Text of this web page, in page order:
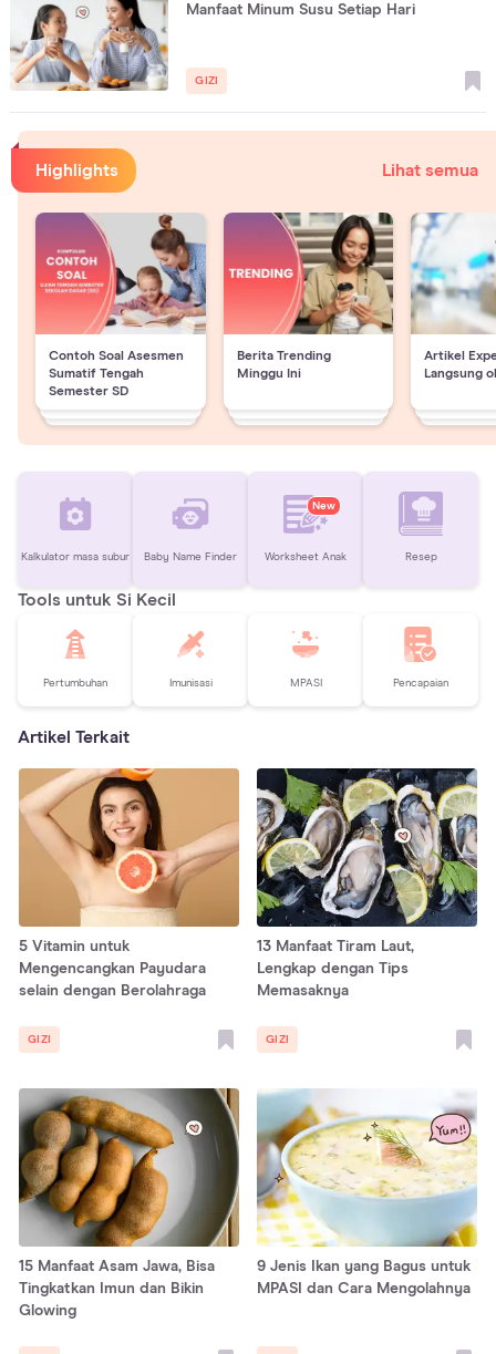
Manfaat Minum Susu Setiap Hari
GIZI
Highlights Lihat semua
Contoh Soal Asesmen
Sumatif Tengah
Semester SD
Berita Trending
Minggu Ini
Artikel
Langsung
Kalkulator masa subur Baby Name Finder
New
Worksheet Anak Resep
Tools untuk Si Kecil
Pertumbuhan Imunisasi MPASI Pencapaian
Artikel Terkait
5 Vitamin untuk
Mengencangkan Payudara
selain dengan Berolahraga
GIZI
13 Manfaat Tiram Laut,
Lengkap dengan Tips
Memasaknya
GIZI
15 Manfaat Asam Jawa, Bisa
Tingkatkan Imun dan Bikin
Glowing
9 Jenis Ikan yang Bagus untuk
MPASI dan Cara Mengolahnya